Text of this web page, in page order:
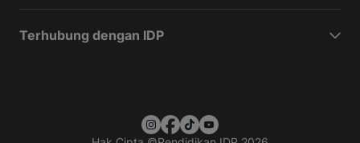
Terhubung dengan IDP